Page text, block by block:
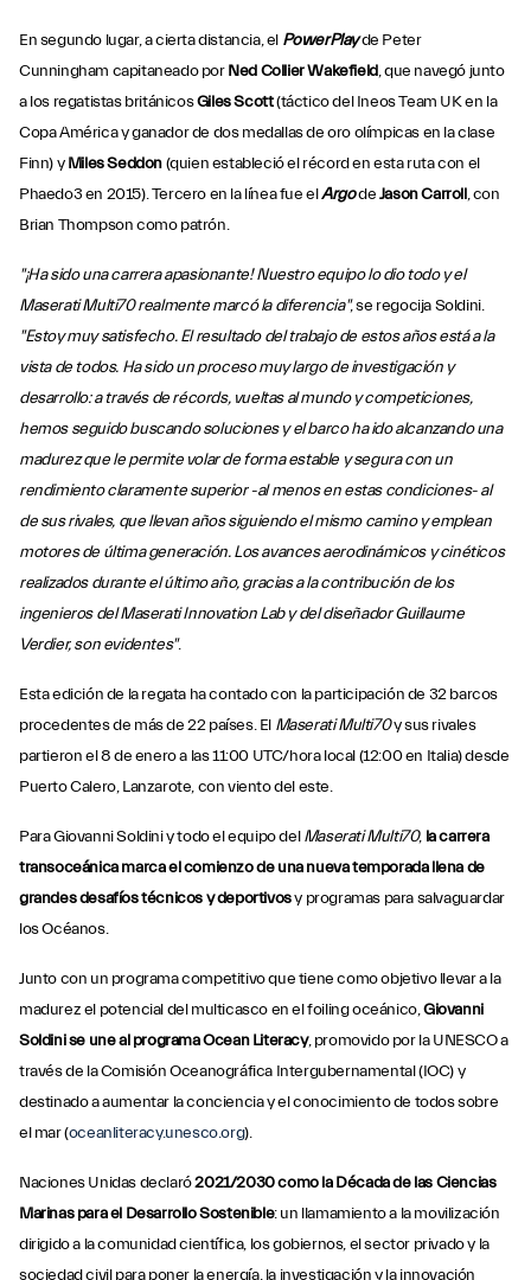
En segundo lugar, a cierta distancia, el PowerPlayde Peter
Cunningham capitaneado porNed Collier Wakefield, que navegó junto
a los regatistas británicosGiles Scott(táctico del Ineos Team UK en la
Copa América y ganador de dos medallas de oro olímpicas en la clase
Finn) yMiles Seddon(quien estableció el récord en esta ruta con el
Phaedo3 en 2015). Tercero en la línea fue elArgodeJason Carroll, con
Brian Thompson como patrón.
"¡Ha sido una carrera apasionante! Nuestro equipo lo dio todo y el
Maserati Multi70 realmente marcó la diferencia", se regocija Soldini.
"Estoy muy satisfecho. El resultado del trabajo de estos años está a la
vista de todos. Ha sido un proceso muy largo de investigación y
desarrollo: a través de récords, vueltas al mundo y competiciones,
hemos seguido buscando soluciones y el barco ha ido alcanzando una
madurez que le permite volar de forma estable y segura con un
rendimiento claramente superior -al menos en estas condiciones- al
de sus rivales, que llevan años siguiendo el mismo camino y emplean
motores de última generación. Los avances aerodinámicos y cinéticos
realizados durante el último año, gracias a la contribución de los
ingenieros del Maserati Innovation Lab y del diseñador Guillaume
Verdier, son evidentes".
Esta edición de la regata ha contado con la participación de 32 barcos
procedentes de más de 22 países. El Maserati Multi70y sus rivales
partieron el 8 de enero a las 11:00 UTC/hora local (12:00 en Italia) desde
Puerto Calero, Lanzarote, con viento del este.
Para Giovanni Soldini y todo el equipo delMaserati Multi70, la carrera
transoceánica marca el comienzo de una nueva temporada llena de
grandes desafíos técnicos y deportivosy programas para salvaguardar
los Océanos.
Junto con un programa competitivo que tiene como objetivo llevar a la
madurez el potencial del multicasco en el foiling oceánico,Giovanni
Soldini se une al programa Ocean Literacy, promovido por la UNESCO a
través de la Comisión Oceanográfica Intergubernamental (IOC) y
destinado a aumentar la conciencia y el conocimiento de todos sobre
el mar (oceanliteracy.unesco.org).
Naciones Unidas declaró2021/2030 como la Década de las Ciencias
Marinas para el Desarrollo Sostenible: un llamamiento a la movilización
dirigido a la comunidad científica, los gobiernos, el sector privado y la
sociedad civil para poner la energía, la investigación y la innovación